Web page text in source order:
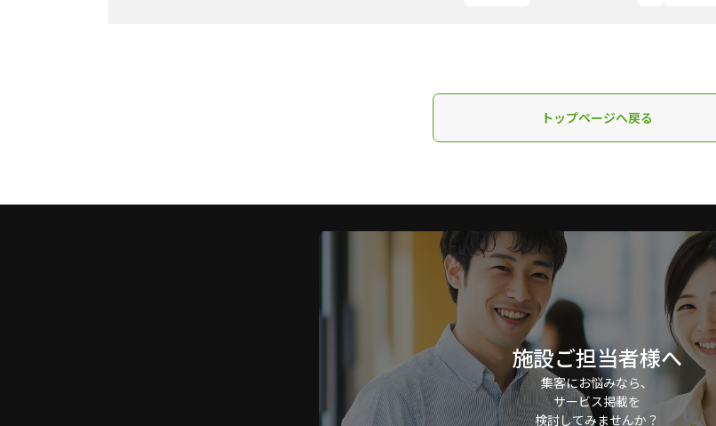
トップページへ戻る
施設ご担当者様へ
集客にお悩みなら、
サービス掲載を
検討してみませんか？